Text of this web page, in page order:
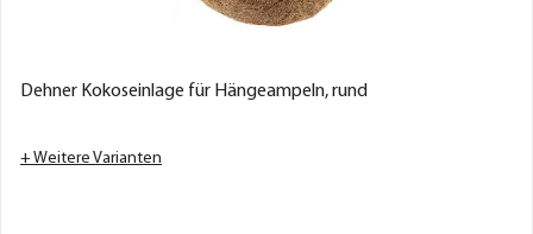
Dehner Kokoseinlage für Hängeampeln, rund
+ Weitere Varianten